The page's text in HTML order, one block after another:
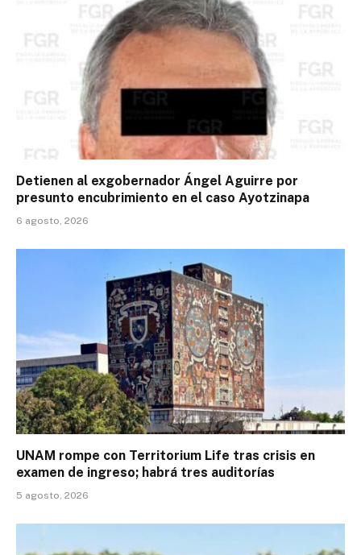
Detienen al exgobernador Ángel Aguirre por
presunto encubrimiento en el caso Ayotzinapa
6 agosto, 2026
UNAM rompe con Territorium Life tras crisis en
examen de ingreso; habrá tres auditorías
5 agosto, 2026